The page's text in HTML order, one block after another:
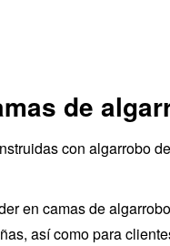
de
con algarrobo
en camas de
así como para